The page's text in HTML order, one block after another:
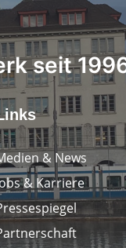
seit
& News
& Karriere